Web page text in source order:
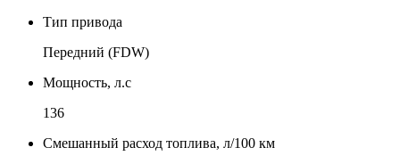
Тип привода
Передний (FDW)
Мощность, л.с
136
Смешанный расход топлива, л/100 км